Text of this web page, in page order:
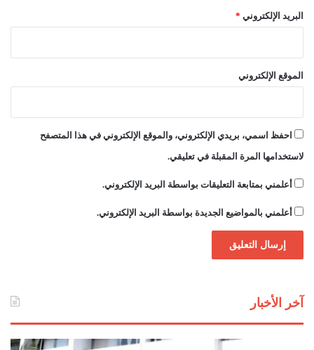
البريد الإلكتروني *
الموقع الإلكتروني
احفظ اسمي، بريدي الإلكتروني، والموقع الإلكتروني في هذا المتصفح
لاستخدامها المرة المقبلة في تعليقي.
أعلمني بمتابعة التعليقات بواسطة البريد الإلكتروني.
أعلمني بالمواضيع الجديدة بواسطة البريد الإلكتروني.
آخر الأخبار